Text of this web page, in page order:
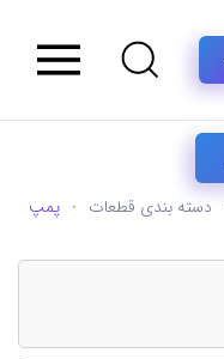
دسته بندی قطعات
پمپ